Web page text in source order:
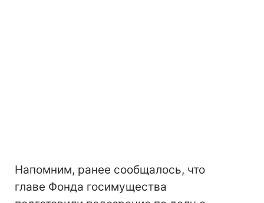
Напомним, ранее сообщалось, что
главе Фонда госимущества